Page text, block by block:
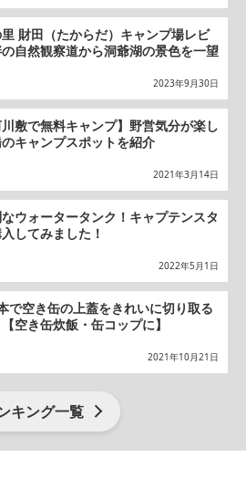
財田（たからだ）キャンプ場レビ
自然観察道から洞爺湖の景色を一望
2023年9月30日
川敷で無料キャンプ】野営気分が楽し
キャンプスポットを紹介
2021年3月14日
ウォータータンク！キャプテンスタ
してみました！
2022年5月1日
で空き缶の上蓋をきれいに切り取る
空き缶炊飯・缶コップに】
2021年10月21日
キング一覧